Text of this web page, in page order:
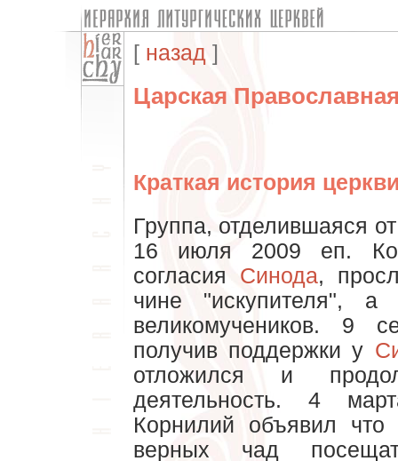
[ назад ]
Царская
Краткая история
Группа, отделившаяся
16 июля 2009 еп.
согласия Синода,
чине "искупителя",
великомучеников. 9
получив поддержки у
отложился и
деятельность. 4
Корнилий объявил что
верных чад